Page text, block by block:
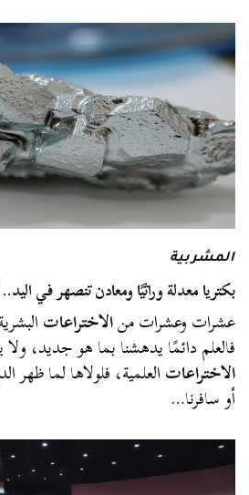
المشربية
بكتريا معدلة وراثيًا ومعادن تنصهر في
عشرات وعشرات منالاختراعات
فالعلم دائمًا يدهشنا بما هو جديد،
الاختراعاتالعلمية، فلولاها لما ظهر
أو سافرنا…